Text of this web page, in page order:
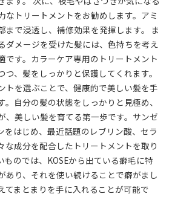
なトリートメントをお勧めします。アミ
まで浸透し、補修効果を発揮します。 ま
ダメージを受けた髪には、色持ちを考え
です。カラーケア専用のトリートメント
つ、髪をしっかりと保護してくれます。
トを選ぶことで、健康的で美しい髪を手
。自分の髪の状態をしっかりと見極め、
、美しい髪を育てる第一歩です。サンゼ
をはじめ、最近話題のレブリン酸、セラ
な成分を配合したトリートメントを取り
ものでは、KOSEから出ている癖毛に特
あり、それを使い続けることで癖がまし
てまとまりを手に入れることが可能で